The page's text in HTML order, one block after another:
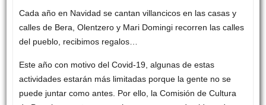
Cada año en Navidad se cantan villancicos en las casas y
calles de Bera, Olentzero y Mari Domingi recorren las calles
del pueblo, recibimos regalos…
Este año con motivo del Covid-19, algunas de estas
actividades estarán más limitadas porque la gente no se
puede juntar como antes. Por ello, la Comisión de Cultura